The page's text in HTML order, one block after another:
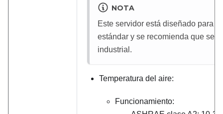
NOTA
Este servidor está diseñado para
estándar y se recomienda que se
industrial.
Temperatura del aire:
Funcionamiento: